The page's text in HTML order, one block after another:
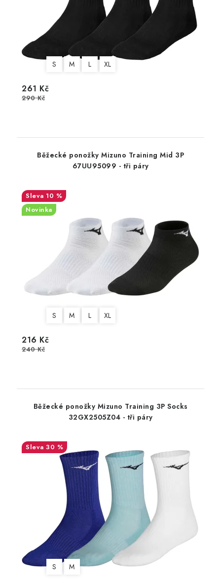
S M L XL
261 Kč
290 Kč
Běžecké ponožky Mizuno Training Mid 3P
67UU95099 - tři páry
10 %
Novinka
S M L XL
216 Kč
240 Kč
Běžecké ponožky Mizuno Training 3P Socks
32GX2505Z04 - tři páry
30 %
S M